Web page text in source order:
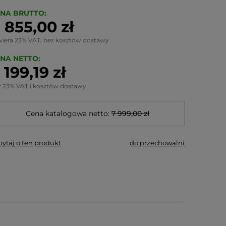
BRUTTO:
zł
23% VAT, bez kosztów dostawy
NETTO:
zł
23% VAT i kosztów dostawy
Cena katalogowa netto: 7 999,00 zł
o ten produkt do przechowalni